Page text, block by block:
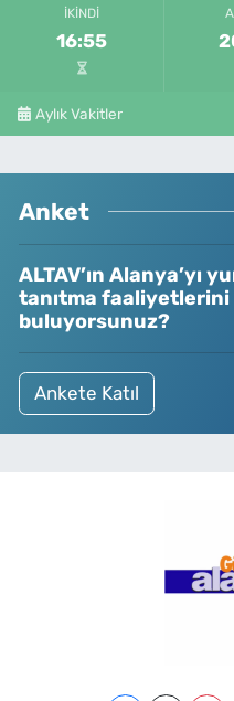
İKINDI
16:55
Aylık Vakitler
Anket
ALTAV’ın Alanya’yı
tanıtma
buluyorsunuz?
Ankete Katıl